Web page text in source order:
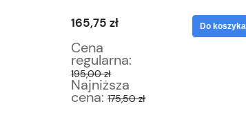
165,75 zł
Cena
regularna:
195,00 zł
Najniższa
cena: 175,50 zł
Do koszyka